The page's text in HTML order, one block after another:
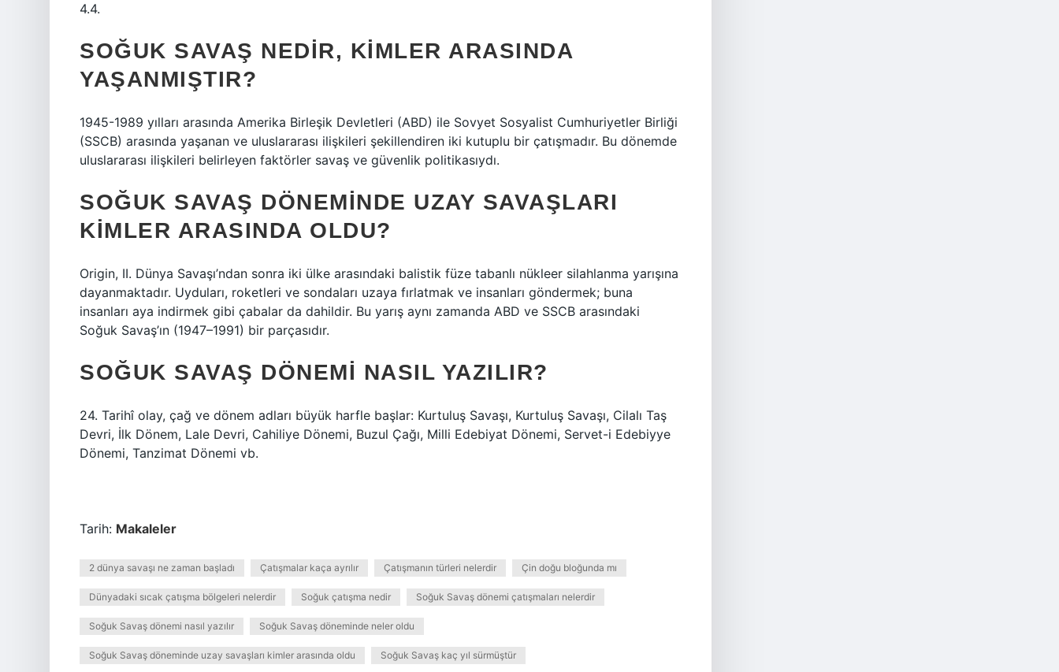
4.4.
SOĞUK SAVAŞ NEDIR, KIMLER ARASINDA
YAŞANMIŞTIR?
1945-1989 yılları arasında Amerika Birleşik Devletleri (ABD) ile Sovyet Sosyalist Cumhuriyetler Birliği
(SSCB) arasında yaşanan ve uluslararası ilişkileri şekillendiren iki kutuplu bir çatışmadır. Bu dönemde
uluslararası ilişkileri belirleyen faktörler savaş ve güvenlik politikasıydı.
SOĞUK SAVAŞ DÖNEMINDE UZAY SAVAŞLARI
KIMLER ARASINDA OLDU?
Origin, II. Dünya Savaşı’ndan sonra iki ülke arasındaki balistik füze tabanlı nükleer silahlanma yarışına
dayanmaktadır. Uyduları, roketleri ve sondaları uzaya fırlatmak ve insanları göndermek; buna
insanları aya indirmek gibi çabalar da dahildir. Bu yarış aynı zamanda ABD ve SSCB arasındaki
Soğuk Savaş’ın (1947–1991) bir parçasıdır.
SOĞUK SAVAŞ DÖNEMI NASIL YAZILIR?
24. Tarihî olay, çağ ve dönem adları büyük harfle başlar: Kurtuluş Savaşı, Kurtuluş Savaşı, Cilalı Taş
Devri, İlk Dönem, Lale Devri, Cahiliye Dönemi, Buzul Çağı, Milli Edebiyat Dönemi, Servet-i Edebiyye
Dönemi, Tanzimat Dönemi vb.
Tarih: Makaleler
2 dünya savaşı ne zaman başladı Çatışmalar kaça ayrılır Çatışmanın türleri nelerdir Çin doğu bloğunda mı
Dünyadaki sıcak çatışma bölgeleri nelerdir Soğuk çatışma nedir Soğuk Savaş dönemi çatışmaları nelerdir
Soğuk Savaş dönemi nasıl yazılır Soğuk Savaş döneminde neler oldu
Soğuk Savaş döneminde uzay savaşları kimler arasında oldu Soğuk Savaş kaç yıl sürmüştür